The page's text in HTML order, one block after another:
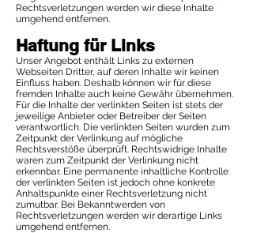
Rechtsverletzungen werden wir diese Inhalte
umgehend entfernen.
Haftung für Links
Unser Angebot enthält Links zu externen
Webseiten Dritter, auf deren Inhalte wir keinen
Einfluss haben. Deshalb können wir für diese
fremden Inhalte auch keine Gewähr übernehmen.
Für die Inhalte der verlinkten Seiten ist stets der
jeweilige Anbieter oder Betreiber der Seiten
verantwortlich. Die verlinkten Seiten wurden zum
Zeitpunkt der Verlinkung auf mögliche
Rechtsverstöße überprüft. Rechtswidrige Inhalte
waren zum Zeitpunkt der Verlinkung nicht
erkennbar. Eine permanente inhaltliche Kontrolle
der verlinkten Seiten ist jedoch ohne konkrete
Anhaltspunkte einer Rechtsverletzung nicht
zumutbar. Bei Bekanntwerden von
Rechtsverletzungen werden wir derartige Links
umgehend entfernen.